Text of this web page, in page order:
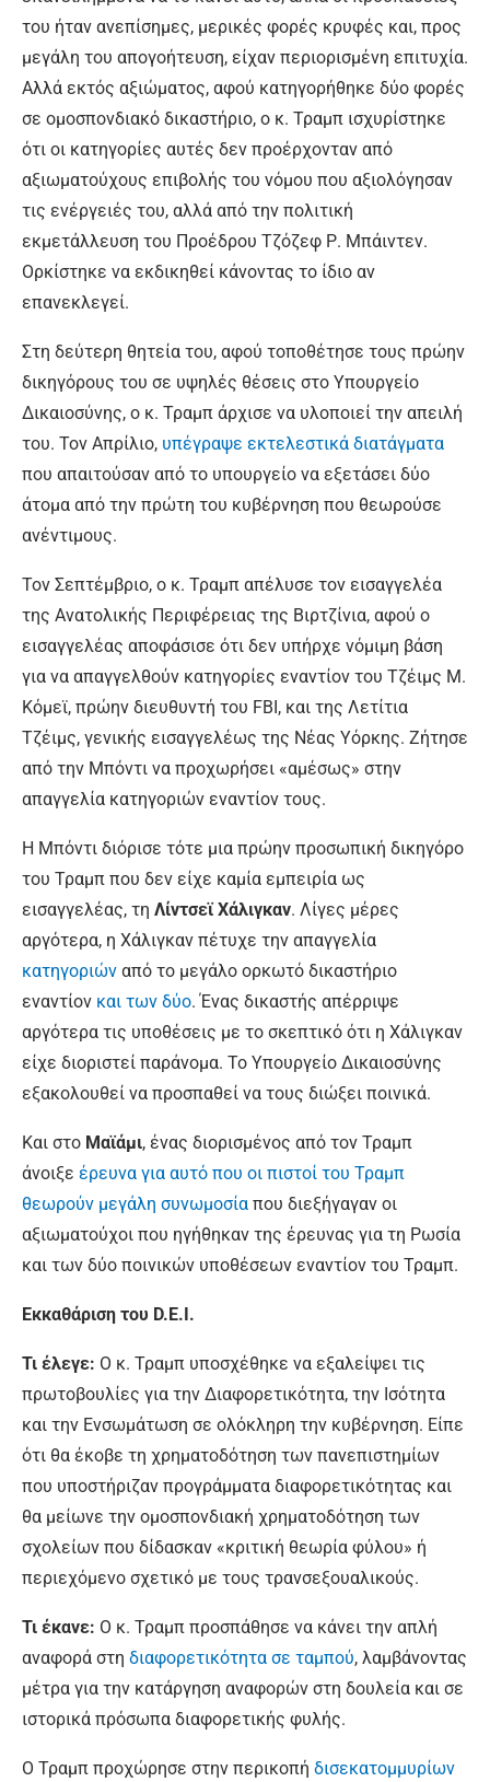
του ήταν ανεπίσημες, μερικές φορές κρυφές και, προς
μεγάλη του απογοήτευση, είχαν περιορισμένη επιτυχία.
Αλλά εκτός αξιώματος, αφού κατηγορήθηκε δύο φορές
σε ομοσπονδιακό δικαστήριο, ο κ. Τραμπ ισχυρίστηκε
ότι οι κατηγορίες αυτές δεν προέρχονταν από
αξιωματούχους επιβολής του νόμου που αξιολόγησαν
τις ενέργειές του, αλλά από την πολιτική
εκμετάλλευση του Προέδρου Τζόζεφ Ρ. Μπάιντεν.
Ορκίστηκε να εκδικηθεί κάνοντας το ίδιο αν
επανεκλεγεί.
Στη δεύτερη θητεία του, αφού τοποθέτησε τους πρώην
δικηγόρους του σε υψηλές θέσεις στο Υπουργείο
Δικαιοσύνης, ο κ. Τραμπ άρχισε να υλοποιεί την απειλή
του. Τον Απρίλιο, υπέγραψε εκτελεστικά διατάγματα
που απαιτούσαν από το υπουργείο να εξετάσει δύο
άτομα από την πρώτη του κυβέρνηση που θεωρούσε
ανέντιμους.
Τον Σεπτέμβριο, ο κ. Τραμπ απέλυσε τον εισαγγελέα
της Ανατολικής Περιφέρειας της Βιρτζίνια, αφού ο
εισαγγελέας αποφάσισε ότι δεν υπήρχε νόμιμη βάση
για να απαγγελθούν κατηγορίες εναντίον του Τζέιμς Μ.
Κόμεϊ, πρώην διευθυντή του FBI, και της Λετίτια
Τζέιμς, γενικής εισαγγελέως της Νέας Υόρκης. Ζήτησε
από την Μπόντι να προχωρήσει «αμέσως» στην
απαγγελία κατηγοριών εναντίον τους.
Η Μπόντι διόρισε τότε μια πρώην προσωπική δικηγόρο
του Τραμπ που δεν είχε καμία εμπειρία ως
εισαγγελέας, τη Λίντσεϊ Χάλιγκαν. Λίγες μέρες
αργότερα, η Χάλιγκαν πέτυχε την απαγγελία
κατηγοριών από το μεγάλο ορκωτό δικαστήριο
εναντίον και των δύο. Ένας δικαστής απέρριψε
αργότερα τις υποθέσεις με το σκεπτικό ότι η Χάλιγκαν
είχε διοριστεί παράνομα. Το Υπουργείο Δικαιοσύνης
εξακολουθεί να προσπαθεί να τους διώξει ποινικά.
Και στο Μαϊάμι, ένας διορισμένος από τον Τραμπ
άνοιξε έρευνα για αυτό που οι πιστοί του Τραμπ
θεωρούν μεγάλη συνωμοσία που διεξήγαγαν οι
αξιωματούχοι που ηγήθηκαν της έρευνας για τη Ρωσία
και των δύο ποινικών υποθέσεων εναντίον του Τραμπ.
Εκκαθάριση του D.E.I.
Τι έλεγε: Ο κ. Τραμπ υποσχέθηκε να εξαλείψει τις
πρωτοβουλίες για την Διαφορετικότητα, την Ισότητα
και την Ενσωμάτωση σε ολόκληρη την κυβέρνηση. Είπε
ότι θα έκοβε τη χρηματοδότηση των πανεπιστημίων
που υποστήριζαν προγράμματα διαφορετικότητας και
θα μείωνε την ομοσπονδιακή χρηματοδότηση των
σχολείων που δίδασκαν «κριτική θεωρία φύλου» ή
περιεχόμενο σχετικό με τους τρανσεξουαλικούς.
Τι έκανε: Ο κ. Τραμπ προσπάθησε να κάνει την απλή
αναφορά στη διαφορετικότητα σε ταμπού, λαμβάνοντας
μέτρα για την κατάργηση αναφορών στη δουλεία και σε
ιστορικά πρόσωπα διαφορετικής φυλής.
Ο Τραμπ προχώρησε στην περικοπή δισεκατομμυρίων